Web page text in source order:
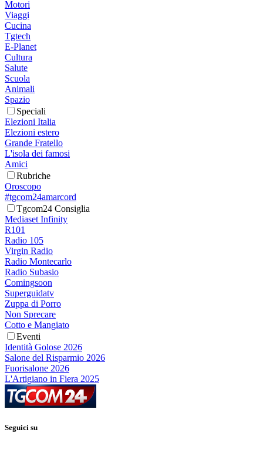
Motori
Viaggi
Cucina
Tgtech
E-Planet
Cultura
Salute
Scuola
Animali
Spazio
Speciali
Elezioni Italia
Elezioni estero
Grande Fratello
L'isola dei famosi
Amici
Rubriche
Oroscopo
#tgcom24amarcord
Tgcom24 Consiglia
Mediaset Infinity
R101
Radio 105
Virgin Radio
Radio Montecarlo
Radio Subasio
Comingsoon
Superguidatv
Zuppa di Porro
Non Sprecare
Cotto e Mangiato
Eventi
Identità Golose 2026
Salone del Risparmio 2026
Fuorisalone 2026
L'Artigiano in Fiera 2025
Seguici su